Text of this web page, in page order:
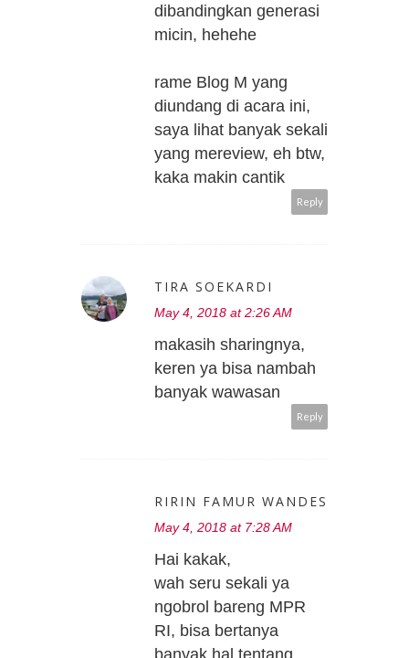
dibandingkan generasi
micin, hehehe
rame Blog M yang
diundang di acara ini,
saya lihat banyak sekali
yang mereview, eh btw,
kaka makin cantik
Reply
TIRA SOEKARDI
May 4, 2018 at 2:26 AM
makasih sharingnya,
keren ya bisa nambah
banyak wawasan
Reply
RIRIN FAMUR WANDES
May 4, 2018 at 7:28 AM
Hai kakak,
wah seru sekali ya
ngobrol bareng MPR
RI, bisa bertanya
banyak hal tentang